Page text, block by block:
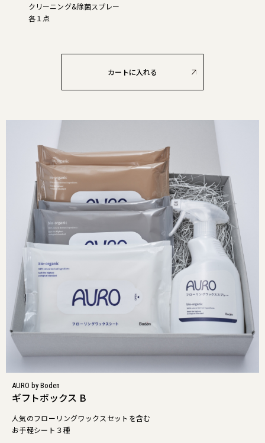
クリーニング&除菌スプレー
各１点
AURO by Boden
ギフトボックス B
人気のフローリングワックスセットを含む
お手軽シート３種